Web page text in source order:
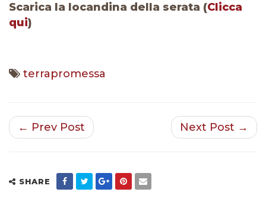
Scarica la locandina della serata (Clicca
qui)
terrapromessa
← Prev Post Next Post →
SHARE